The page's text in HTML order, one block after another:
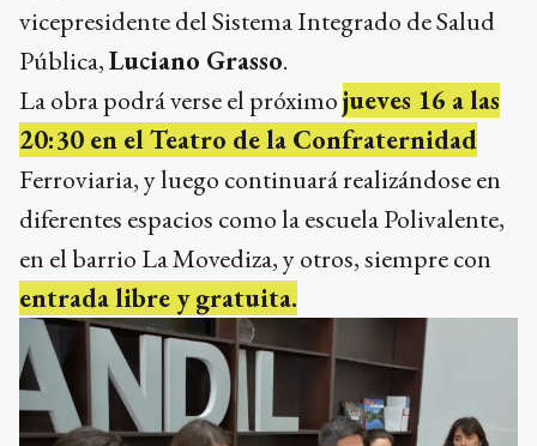
vicepresidente del Sistema Integrado de Salud
Pública,Luciano Grasso.
La obra podrá verse el próximojueves 16 a las
20:30 en el Teatro de la Confraternidad
Ferroviaria, y luego continuará realizándose en
diferentes espacios como la escuela Polivalente,
en el barrio La Movediza, y otros, siempre con
entrada libre y gratuita.